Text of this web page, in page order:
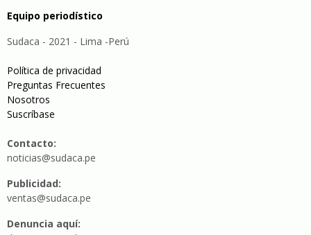
Equipo periodístico
Sudaca - 2021 - Lima -Perú
Política de privacidad
Preguntas Frecuentes
Nosotros
Suscríbase
Contacto:
noticias@sudaca.pe
Publicidad:
ventas@sudaca.pe
Denuncia aquí: